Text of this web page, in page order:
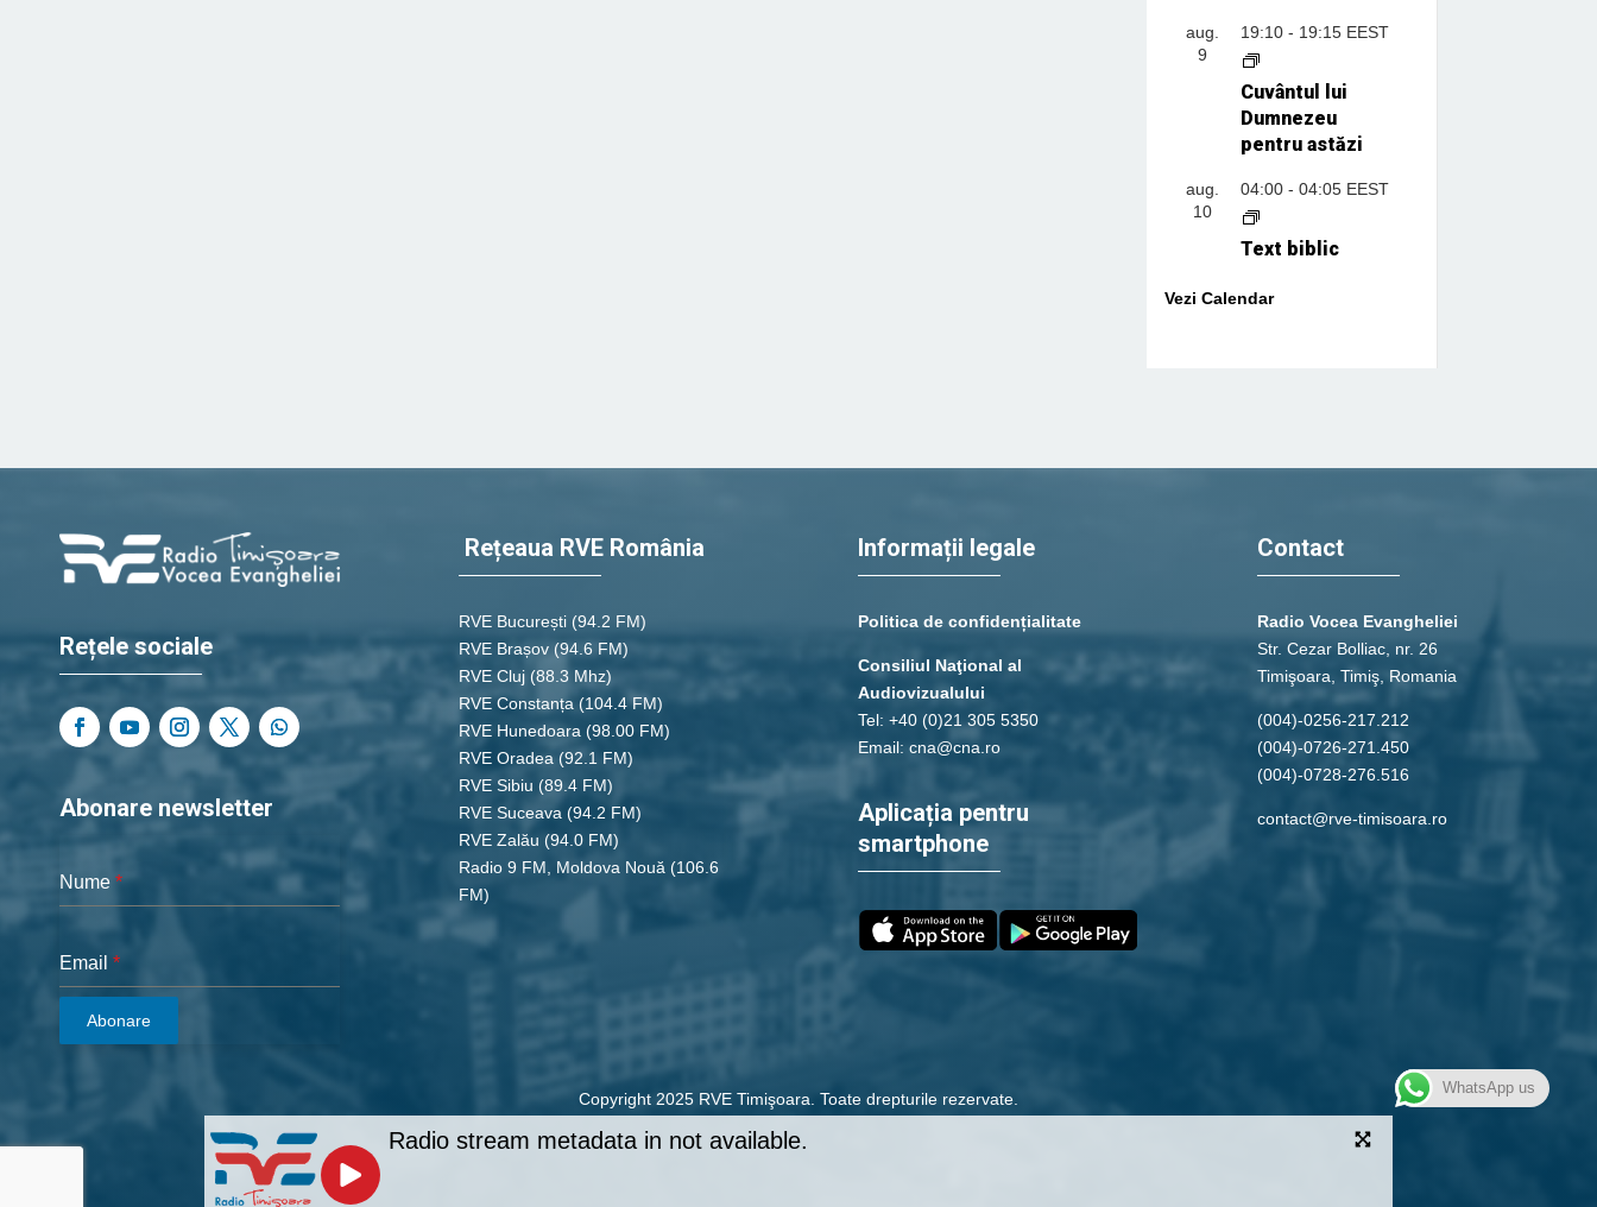
aug.
9
19:10- 19:15 EEST
Cuvântul lui
Dumnezeu
pentru astăzi
aug.
10
04:00- 04:05 EEST
Text biblic
Vezi Calendar
Rețele sociale
Abonare newsletter
Nume *
Email *
Abonare
Rețeaua RVE România
RVE București (94.2 FM)
RVE Brașov (94.6 FM)
RVE Cluj (88.3 Mhz)
RVE Constanța (104.4 FM)
RVE Hunedoara (98.00 FM)
RVE Oradea (92.1 FM)
RVE Sibiu (89.4 FM)
RVE Suceava (94.2 FM)
RVE Zalău (94.0 FM)
Radio 9 FM, Moldova Nouă (106.6
FM)
Informații legale
Politica de confidențialitate
Consiliul Naţional al
Audiovizualului
Tel: +40 (0)21 305 5350
Email: cna@cna.ro
Aplicația pentru
smartphone
Contact
Radio Vocea Evangheliei
Str. Cezar Bolliac, nr. 26
Timişoara, Timiş, Romania
(004)-0256-217.212
(004)-0726-271.450
(004)-0728-276.516
contact@rve-timisoara.ro
Copyright 2025 RVE Timişoara. Toate drepturile rezervate.
Radio stream metadata in not available.
WhatsApp us